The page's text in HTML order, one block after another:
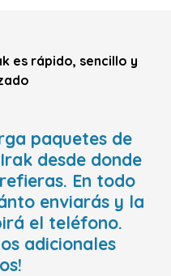
es rápido, sencillo y
paquetes de
desde donde
En todo
enviarás y la
el teléfono.
adicionales